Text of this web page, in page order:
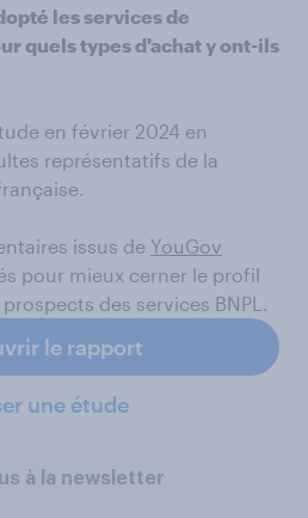
les services de
quels types d'achat y ont-ils
en février 2024 en
représentatifs de la
issus de YouGov
pour mieux cerner le profil
des services BNPL.
le rapport
une étude
à la newsletter